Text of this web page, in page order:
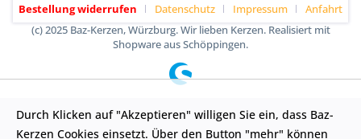
Bestellung widerrufen
Datenschutz Impressum
Anfahrt
(c) 2025 Baz-Kerzen, Würzburg. Wir lieben Kerzen. Realisiert mit
Shopware aus Schöppingen.
Durch Klicken auf "Akzeptieren" willigen Sie ein, dass Baz-
Kerzen Cookies einsetzt. Über den Button "mehr" können